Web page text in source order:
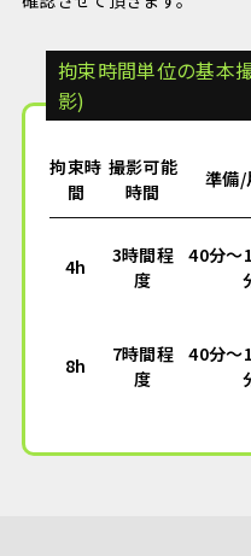
拘束時間単位の基本
影)
拘束時
間
撮影可能
時間
準備/
4h
3時間程
度
40分～
8h
7時間程
度
40分～